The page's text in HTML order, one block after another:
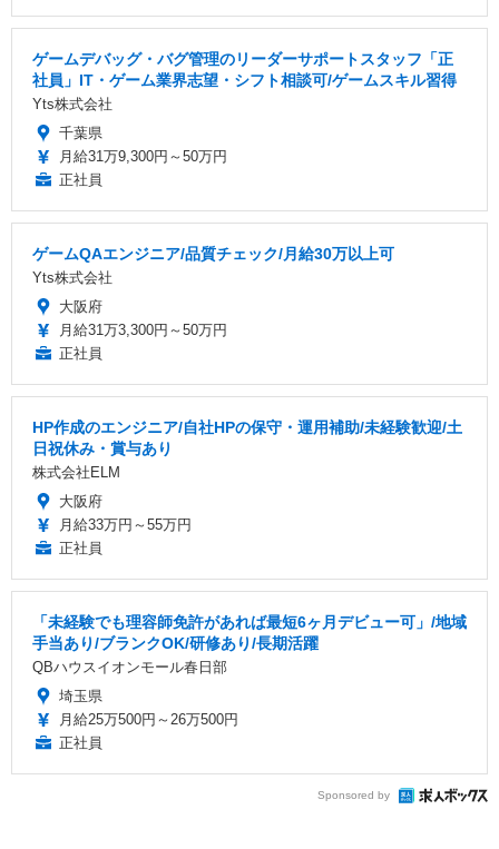
ゲームデバッグ・バグ管理のリーダーサポートスタッフ「正
社員」IT・ゲーム業界志望・シフト相談可/ゲームスキル習得
Yts株式会社
千葉県
月給31万9,300円～50万円
正社員
ゲームQAエンジニア/品質チェック/月給30万以上可
Yts株式会社
大阪府
月給31万3,300円～50万円
正社員
HP作成のエンジニア/自社HPの保守・運用補助/未経験歓迎/土
日祝休み・賞与あり
株式会社ELM
大阪府
月給33万円～55万円
正社員
「未経験でも理容師免許があれば最短6ヶ月デビュー可」/地域
手当あり/ブランクOK/研修あり/長期活躍
QBハウスイオンモール春日部
埼玉県
月給25万500円～26万500円
正社員
Sponsored by